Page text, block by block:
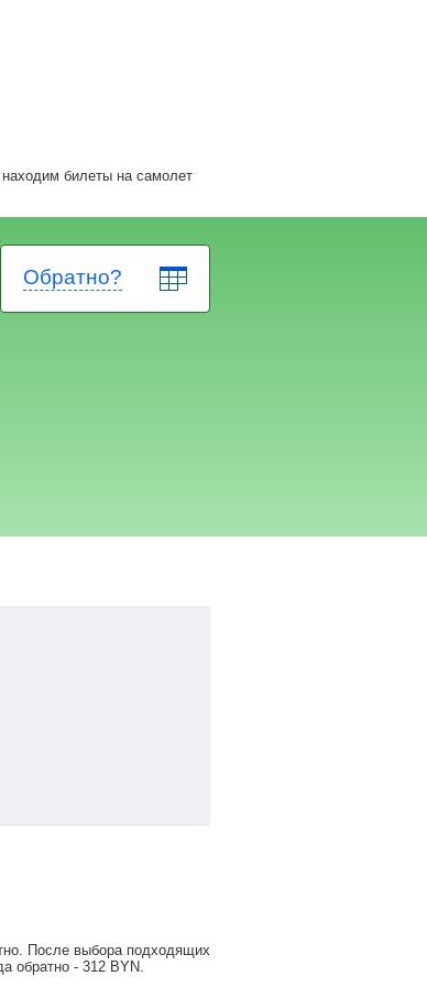
билеты на самолет
Обратно?
После выбора подходящих
обратно - 312 BYN.